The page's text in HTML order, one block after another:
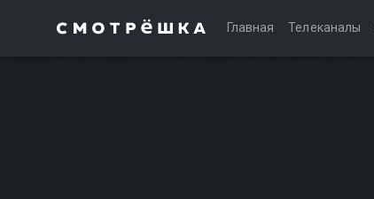
Главная Телеканалы